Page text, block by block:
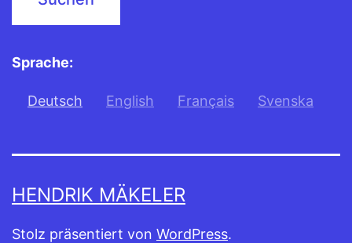
Sprache:
Deutsch English Français Svenska
HENDRIK MÄKELER
Stolz präsentiert von WordPress.